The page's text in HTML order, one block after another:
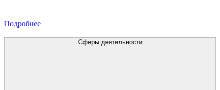
Подробнее
Сферы деятельности